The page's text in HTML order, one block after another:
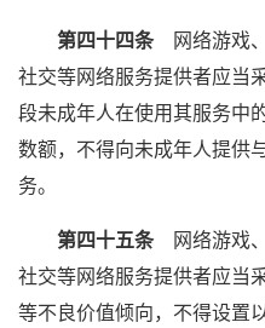
第四十四条网络游戏、
社交等网络服务提供者应当
段未成年人在使用其服务中
数额，不得向未成年人提供
务。
第四十五条网络游戏、
社交等网络服务提供者应当
等不良价值倾向，不得设置